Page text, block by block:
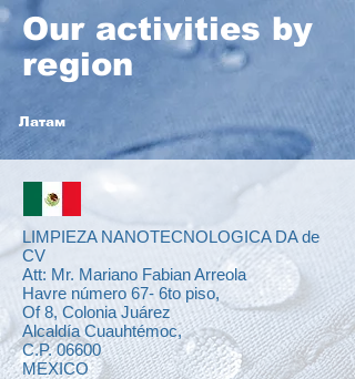
Our activities by
region
Латам
LIMPIEZA NANOTECNOLOGICA DA de
CV
Att: Mr. Mariano Fabian Arreola
Havre número 67- 6to piso,
Of 8, Colonia Juárez
Alcaldía Cuauhtémoc,
C.P. 06600
MEXICO